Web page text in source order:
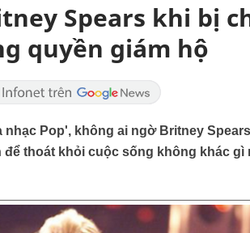
Spears khi bị
quyền giám hộ
Pop', không ai ngờ Britney
thoát khỏi cuộc sống không khác gì